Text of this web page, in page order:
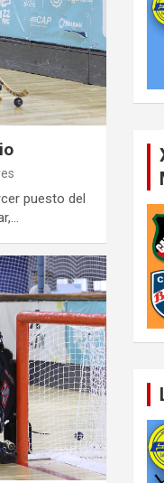
puesto del